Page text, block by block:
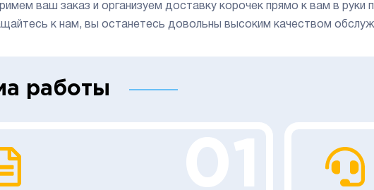
ваш заказ и организуем доставку корочек прямо к вам в руки
к нам, вы останетесь довольны высоким качеством
работы